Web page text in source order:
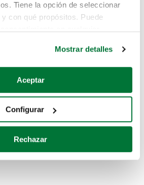
Tiene la opción de seleccionar
con qué propósitos. Puede
quisiéramos:
sobre su ubicación geográfica
analizándolo activamente
específicas (huellas
sobre cómo se procesan sus
Mostrar detalles
Aceptar
Configurar
Rechazar
el coche que estás
de estos enlaces:
mano